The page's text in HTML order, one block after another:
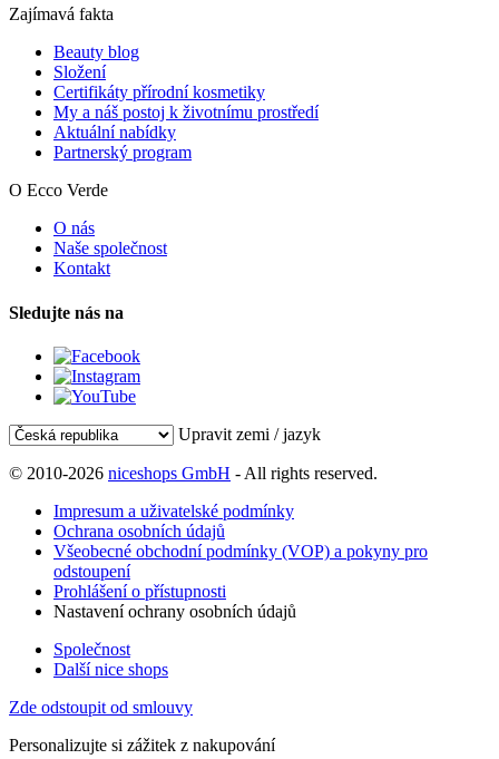
Zajímavá fakta
Beauty blog
Složení
Certifikáty přírodní kosmetiky
My a náš postoj k životnímu prostředí
Aktuální nabídky
Partnerský program
O Ecco Verde
O nás
Naše společnost
Kontakt
Sledujte nás na
Upravit zemi / jazyk
© 2010-2026 niceshops GmbH - All rights reserved.
Impresum a uživatelské podmínky
Ochrana osobních údajů
Všeobecné obchodní podmínky (VOP) a pokyny pro
odstoupení
Prohlášení o přístupnosti
Nastavení ochrany osobních údajů
Společnost
Další nice shops
Zde odstoupit od smlouvy
Personalizujte si zážitek z nakupování